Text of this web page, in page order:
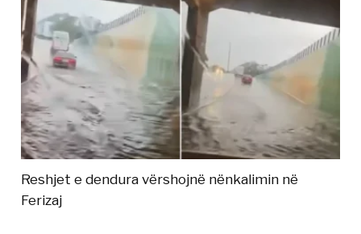
Reshjet e dendura vërshojnë nënkalimin në
Ferizaj